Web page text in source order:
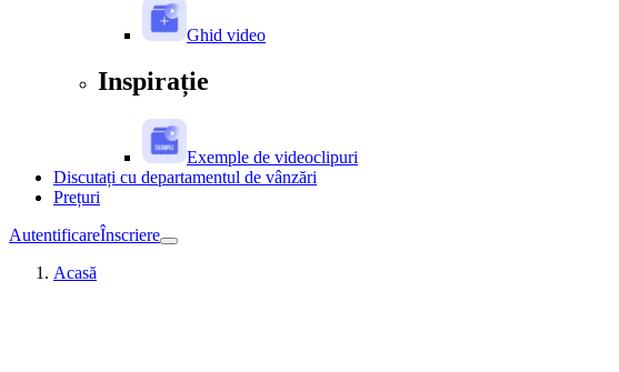
Ghid video
Inspirație
Exemple de videoclipuri
Discutați cu departamentul de vânzări
Prețuri
AutentificareÎnscriere
Acasă